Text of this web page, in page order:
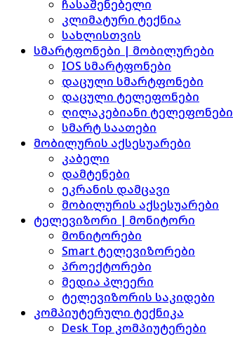
ჩასაშენებელი
კლიმატური ტექნია
სახლისთვის
სმარტფონები | მობილურები
IOS სმარტფონები
დაცული სმარტფონები
დაცული ტელეფონები
ღილაკებიანი ტელეფონები
სმარტ საათები
მობილურის აქსესუარები
კაბელი
დამტენები
ეკრანის დამცავი
მობილურის აქსესუარები
ტელევიზორი | მონიტორი
მონიტორები
Smart ტელევიზორები
პროექტორები
მედია პლეერი
ტელევიზორის საკიდები
კომპიუტერული ტექნიკა
Desk Top კომპიუტერები